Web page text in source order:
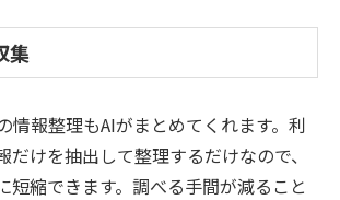
集
情報整理もAIがまとめてくれます。利
だけを抽出して整理するだけなので、
短縮できます。調べる手間が減ること